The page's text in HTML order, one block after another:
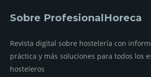
Sobre ProfesionalHoreca
Revista digital sobre hostelería con
práctica y más soluciones para todos los
hosteleros